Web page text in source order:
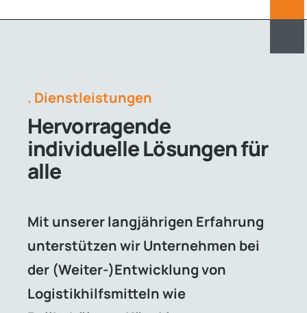
. Dienstleistungen
Hervorragende
individuelle Lösungen für
alle
Mit unserer langjährigen Erfahrung
unterstützen wir Unternehmen bei
der (Weiter-)Entwicklung von
Logistikhilfsmitteln wie